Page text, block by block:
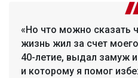
«Но что можно сказать
жизнь жил за счет
40-летие, выдал замуж
и которому я помог